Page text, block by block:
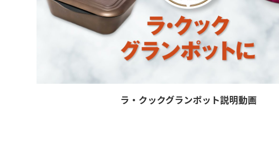
ラ・クックグランポット説明動画